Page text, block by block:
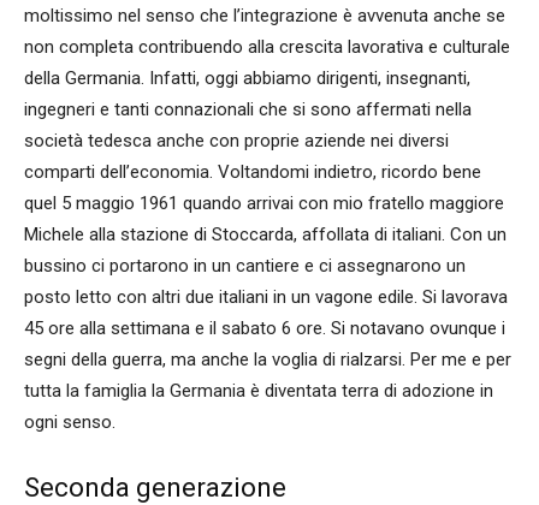
moltissimo nel senso che l’integrazione è avvenuta anche se
non completa contribuendo alla crescita lavorativa e culturale
della Germania. Infatti, oggi abbiamo dirigenti, insegnanti,
ingegneri e tanti connazionali che si sono affermati nella
società tedesca anche con proprie aziende nei diversi
comparti dell’economia. Voltandomi indietro, ricordo bene
quel 5 maggio 1961 quando arrivai con mio fratello maggiore
Michele alla stazione di Stoccarda, affollata di italiani. Con un
bussino ci portarono in un cantiere e ci assegnarono un
posto letto con altri due italiani in un vagone edile. Si lavorava
45 ore alla settimana e il sabato 6 ore. Si notavano ovunque i
segni della guerra, ma anche la voglia di rialzarsi. Per me e per
tutta la famiglia la Germania è diventata terra di adozione in
ogni senso.
Seconda generazione